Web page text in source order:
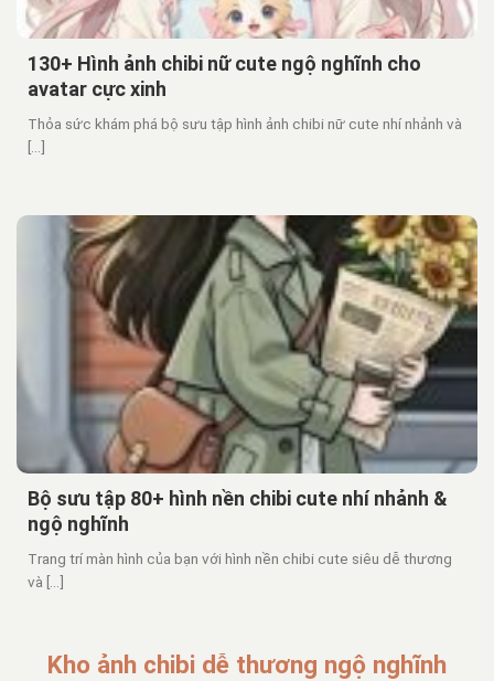
130+ Hình ảnh chibi nữ cute ngộ nghĩnh cho
avatar cực xinh
Thỏa sức khám phá bộ sưu tập hình ảnh chibi nữ cute nhí nhảnh và
[...]
Bộ sưu tập 80+ hình nền chibi cute nhí nhảnh &
ngộ nghĩnh
Trang trí màn hình của bạn với hình nền chibi cute siêu dễ thương
và [...]
Kho ảnh chibi dễ thương ngộ nghĩnh